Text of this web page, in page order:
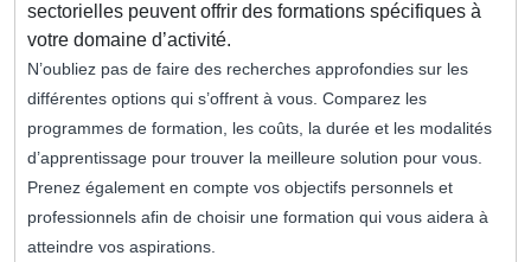
sectorielles peuvent offrir des formations spécifiques à
votre domaine d’activité.
N’oubliez pas de faire des recherches approfondies sur les
différentes options qui s’offrent à vous. Comparez les
programmes de formation, les coûts, la durée et les modalités
d’apprentissage pour trouver la meilleure solution pour vous.
Prenez également en compte vos objectifs personnels et
professionnels afin de choisir une formation qui vous aidera à
atteindre vos aspirations.